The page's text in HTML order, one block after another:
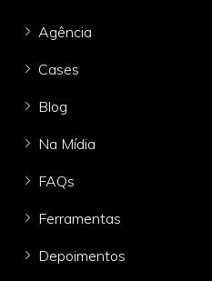
Agência
Cases
Blog
Na Mídia
FAQs
Ferramentas
Depoimentos